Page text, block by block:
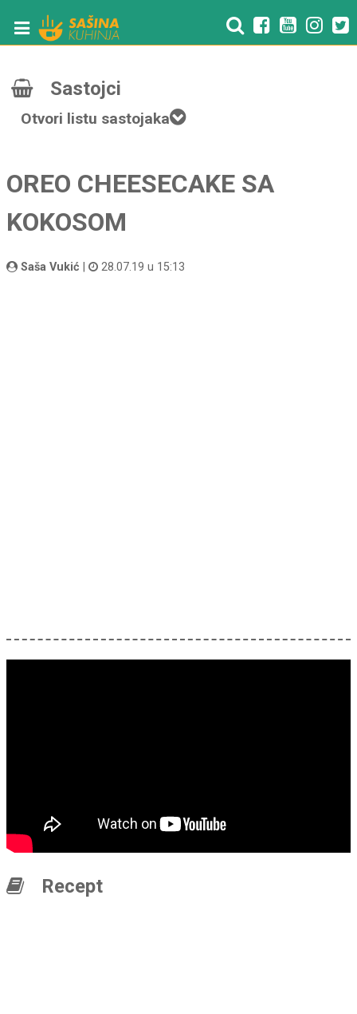
Sastojci
Otvori listu sastojaka
OREO CHEESECAKE SA
KOKOSOM
Saša Vukić 28.07.19 u 15:13
Recept